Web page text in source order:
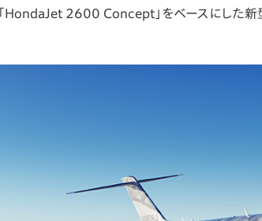
「HondaJet 2600 Concept」をベースにした